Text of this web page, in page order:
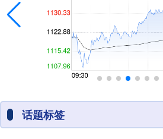
话题标签